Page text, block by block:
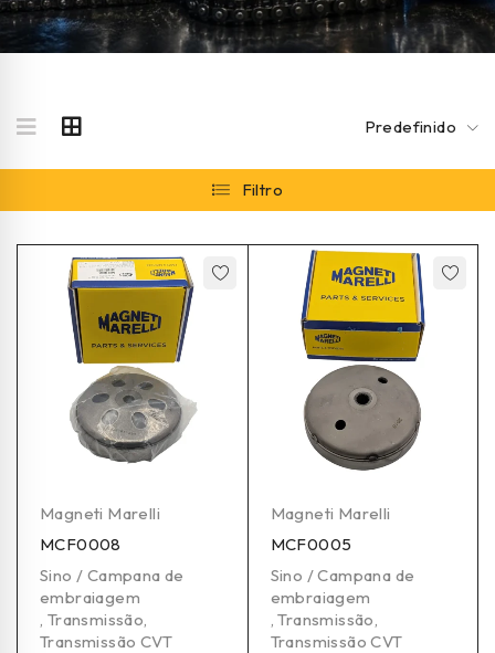
Predefinido
Filtro
Magneti Marelli
MCF0008
Sino / Campana de
embraiagem
Transmissão
Transmissão CVT
Magneti Marelli
MCF0005
Sino / Campana de
embraiagem
,Transmissão
Transmissão CVT